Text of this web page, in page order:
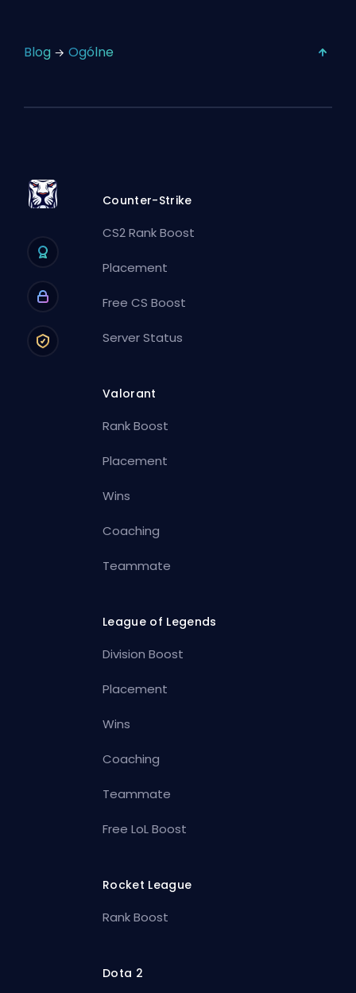
Blog Ogólne
Counter-Strike
CS2 Rank Boost
Placement
Free CS Boost
Server Status
Valorant
Rank Boost
Placement
Wins
Coaching
Teammate
League of Legends
Division Boost
Placement
Wins
Coaching
Teammate
Free LoL Boost
Rocket League
Rank Boost
Dota 2